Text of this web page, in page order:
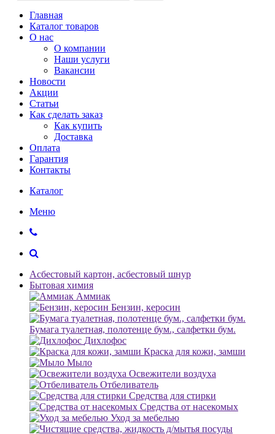
Главная
Каталог товаров
О нас
О компании
Наши услуги
Вакансии
Новости
Акции
Статьи
Как сделать заказ
Как купить
Доставка
Оплата
Гарантия
Контакты
Каталог
Меню
Асбестовый картон, асбестовый шнур
Бытовая химия
Аммиак
Бензин, керосин
Бумага туалетная, полотенце бум., салфетки бум.
Дихлофос
Краска для кожи, замши
Мыло
Освежители воздуха
Отбеливатель
Средства для стирки
Средства от насекомых
Уход за мебелью